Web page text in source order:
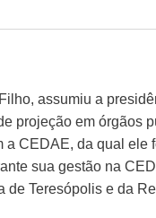
assumiu a
projeção em órgãos
CEDAE, da qual
sua gestão na
de Teresópolis e da